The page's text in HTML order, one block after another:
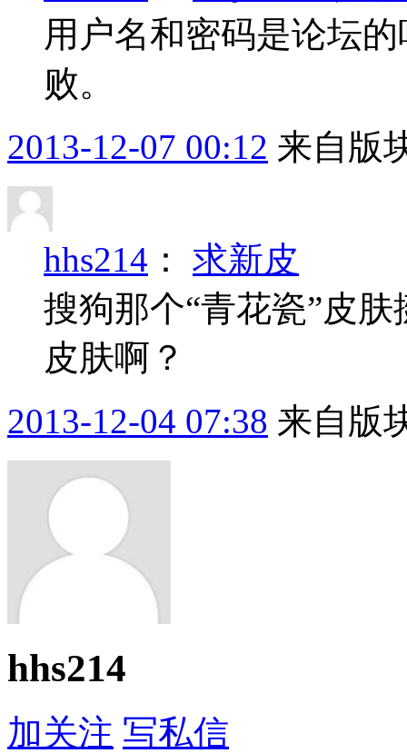
用户名和密码是论坛
败。
2013-12-07 00:12 来自版
hhs214 ： 求新皮
搜狗那个“青花瓷”皮
皮肤啊？
2013-12-04 07:38 来自版
hhs214
加关注 写私信